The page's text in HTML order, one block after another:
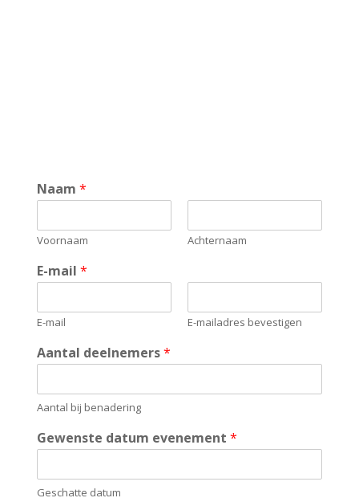
Naam *
Voornaam Achternaam
E-mail *
E-mail E-mailadres bevestigen
Aantal deelnemers*
Aantal bij benadering
Gewenste datum evenement *
Geschatte datum